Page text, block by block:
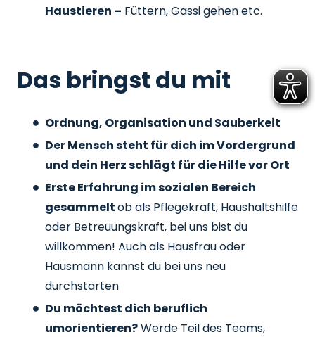
Haustieren – Füttern, Gassi gehen etc.
Das bringst du mit
Ordnung, Organisation und Sauberkeit
Der Mensch steht für dich im Vordergrund
und dein Herz schlägt für die Hilfe vor Ort
Erste Erfahrung im sozialen Bereich
gesammeltob als Pflegekraft, Haushaltshilfe
oder Betreuungskraft, bei uns bist du
willkommen! Auch als Hausfrau oder
Hausmann kannst du bei uns neu
durchstarten
Du möchtest dich beruflich
umorientieren?Werde Teil des Teams,